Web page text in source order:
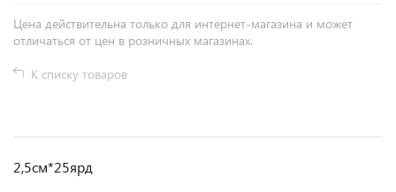
Цена действительна только для интернет-магазина и может
отличаться от цен в розничных магазинах.
К списку товаров
2,5см*25ярд